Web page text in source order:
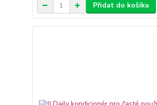
Přidat do košíku